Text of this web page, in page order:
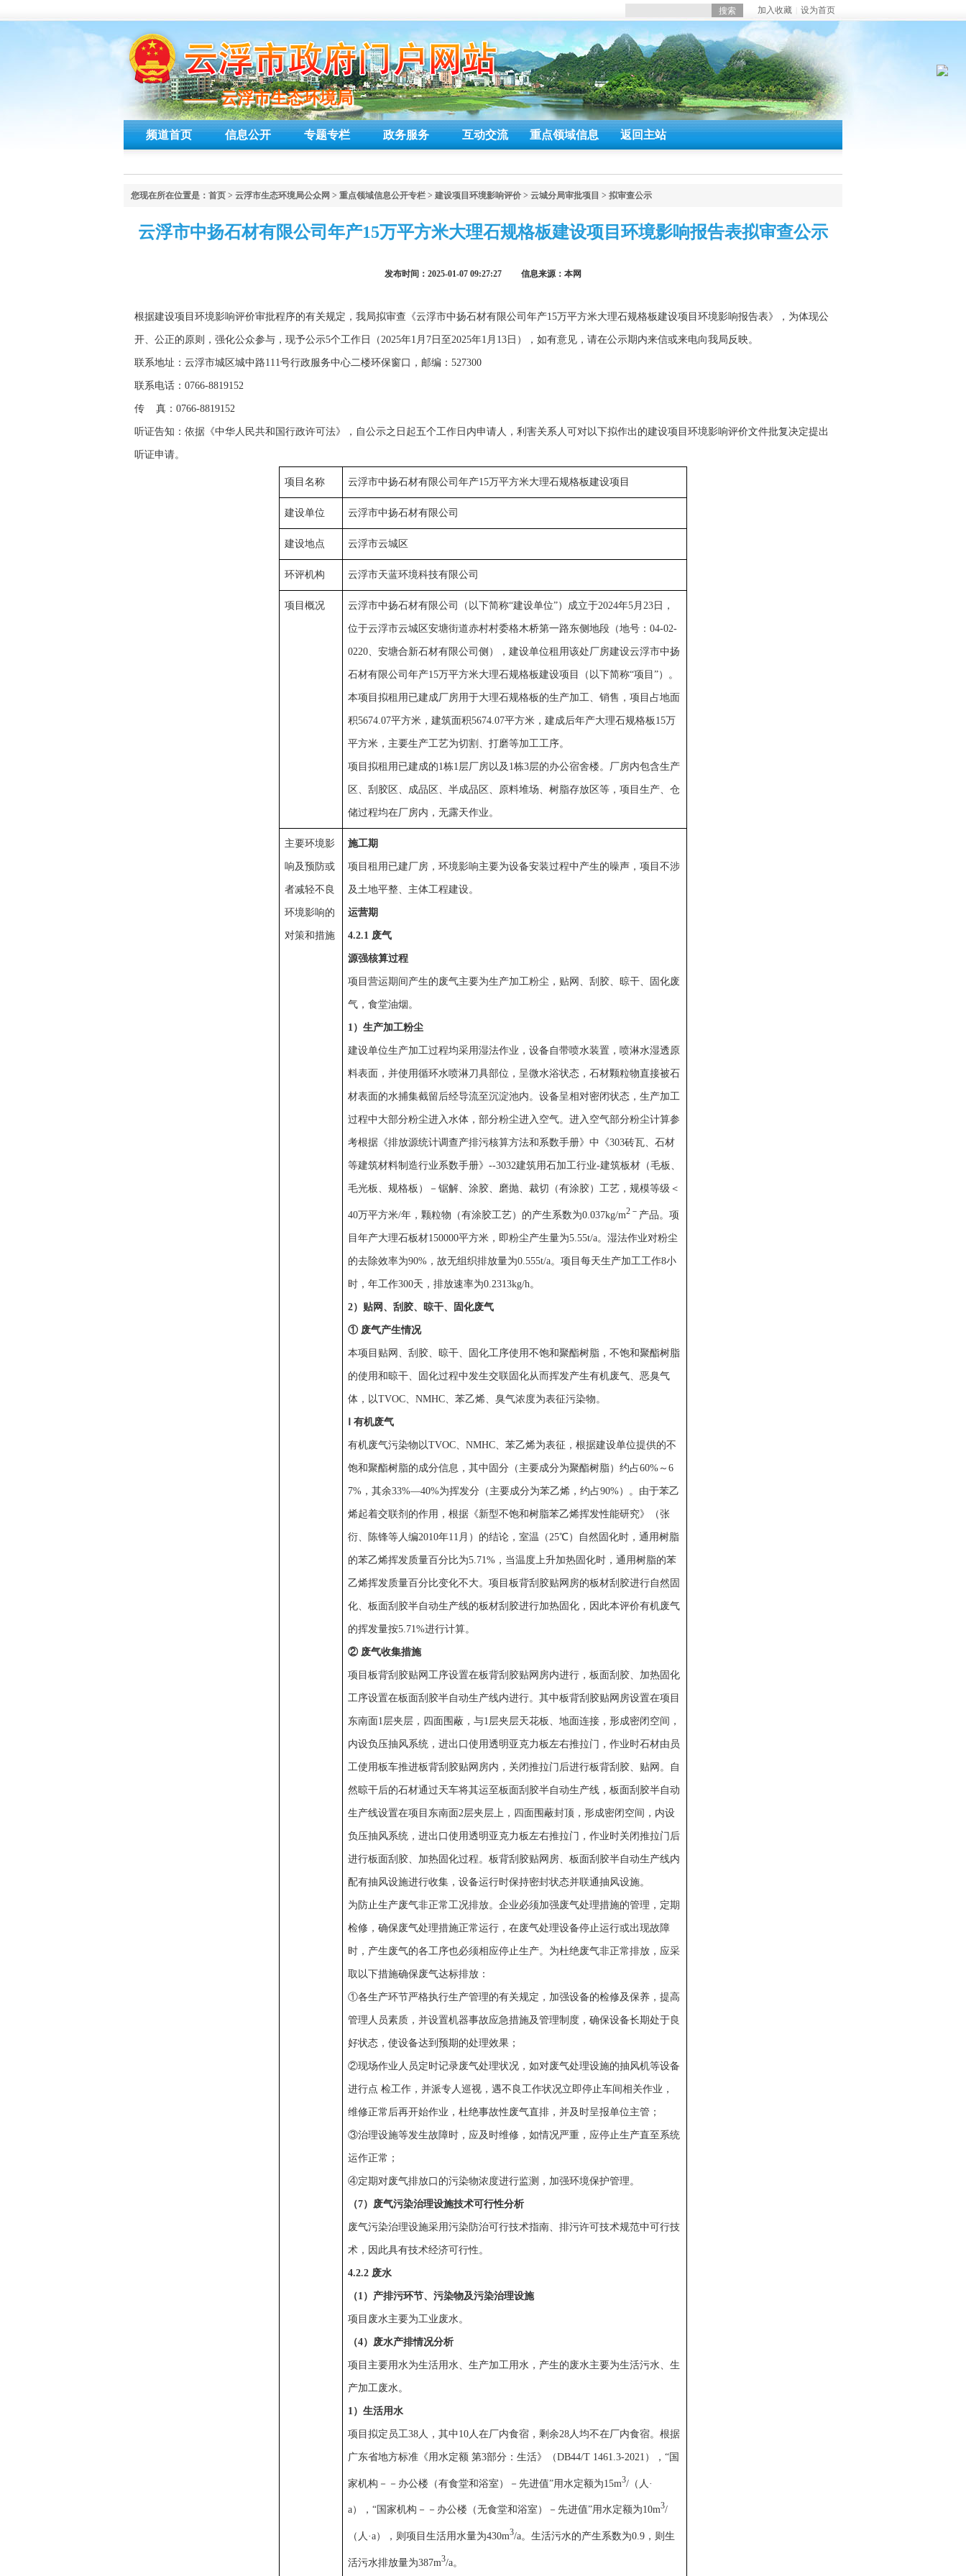
加入收藏 设为首页
—— 云浮市生态环境局
—— 云浮市生态环境局
频道首页 信息公开 专题专栏 政务服务 互动交流 重点领域信息 返回主站
您现在所在位置是： 首页 > 云浮市生态环境局公众网 > 重点领域信息公开专栏 > 建设项目环境影响评价 > 云城分局审批项目 > 拟审查公示
云浮市中扬石材有限公司年产15万平方米大理石规格板建设项目环境影响报告表拟审查公示
发布时间：2025-01-07 09:27:27 信息来源：本网
根据建设项目环境影响评价审批程序的有关规定，我局拟审查《云浮市中扬石材有限公司年产15万平方米大理石规格板建设项目环境影响报告表》，为体现公
开、公正的原则，强化公众参与，现予公示5个工作日（2025年1月7日至2025年1月13日），如有意见，请在公示期内来信或来电向我局反映。
联系地址：云浮市城区城中路111号行政服务中心二楼环保窗口，邮编：527300
联系电话：0766-8819152
传 真：0766-8819152
听证告知：依据《中华人民共和国行政许可法》，自公示之日起五个工作日内申请人，利害关系人可对以下拟作出的建设项目环境影响评价文件批复决定提出
听证申请。
项目名称 云浮市中扬石材有限公司年产15万平方米大理石规格板建设项目
建设单位 云浮市中扬石材有限公司
建设地点 云浮市云城区
环评机构 云浮市天蓝环境科技有限公司
项目概况 云浮市中扬石材有限公司（以下简称“建设单位”）成立于2024年5月23日，
位于云浮市云城区安塘街道赤村村委格木桥第一路东侧地段（地号：04-02-
0220、安塘合新石材有限公司侧），建设单位租用该处厂房建设云浮市中扬
石材有限公司年产15万平方米大理石规格板建设项目（以下简称“项目”）。
本项目拟租用已建成厂房用于大理石规格板的生产加工、销售，项目占地面
积5674.07平方米，建筑面积5674.07平方米，建成后年产大理石规格板15万
平方米，主要生产工艺为切割、打磨等加工工序。
项目拟租用已建成的1栋1层厂房以及1栋3层的办公宿舍楼。厂房内包含生产
区、刮胶区、成品区、半成品区、原料堆场、树脂存放区等，项目生产、仓
储过程均在厂房内，无露天作业。
主要环境影
响及预防或
者减轻不良
环境影响的
对策和措施
施工期
项目租用已建厂房，环境影响主要为设备安装过程中产生的噪声，项目不涉
及土地平整、主体工程建设。
运营期
4.2.1 废气
源强核算过程
项目营运期间产生的废气主要为生产加工粉尘，贴网、刮胶、晾干、固化废
气，食堂油烟。
1） 生产加工粉尘
建设单位生产加工过程均采用湿法作业，设备自带喷水装置，喷淋水湿透原
料表面，并使用循环水喷淋刀具部位，呈微水浴状态，石材颗粒物直接被石
材表面的水捕集截留后经导流至沉淀池内。设备呈相对密闭状态，生产加工
过程中大部分粉尘进入水体，部分粉尘进入空气。进入空气部分粉尘计算参
考根据《排放源统计调查产排污核算方法和系数手册》中《303砖瓦、石材
等建筑材料制造行业系数手册》--3032建筑用石加工行业-建筑板材（毛板、
毛光板、规格板）－锯解、涂胶、磨抛、裁切（有涂胶）工艺，规模等级＜
40万平方米/年，颗粒物（有涂胶工艺）的产生系数为0.037kg/m2－ 产品。项
目年产大理石板材150000平方米，即粉尘产生量为5.55t/a。湿法作业对粉尘
的去除效率为90%，故无组织排放量为0.555t/a。项目每天生产加工工作8小
时，年工作300天，排放速率为0.2313kg/h。
2） 贴网、刮胶、晾干、固化废气
① 废气产生情况
本项目贴网、刮胶、晾干、固化工序使用不饱和聚酯树脂，不饱和聚酯树脂
的使用和晾干、固化过程中发生交联固化从而挥发产生有机废气、恶臭气
体，以TVOC、NMHC、苯乙烯、臭气浓度为表征污染物。
Ⅰ 有机废气
有机废气污染物以TVOC、NMHC、苯乙烯为表征，根据建设单位提供的不
饱和聚酯树脂的成分信息，其中固分（主要成分为聚酯树脂）约占60%～6
7%，其余33%—40%为挥发分（主要成分为苯乙烯，约占90%）。由于苯乙
烯起着交联剂的作用，根据《新型不饱和树脂苯乙烯挥发性能研究》（张
衍、陈锋等人编2010年11月）的结论，室温（25℃）自然固化时，通用树脂
的苯乙烯挥发质量百分比为5.71%，当温度上升加热固化时，通用树脂的苯
乙烯挥发质量百分比变化不大。项目板背刮胶贴网房的板材刮胶进行自然固
化、板面刮胶半自动生产线的板材刮胶进行加热固化，因此本评价有机废气
的挥发量按5.71%进行计算。
② 废气收集措施
项目板背刮胶贴网工序设置在板背刮胶贴网房内进行，板面刮胶、加热固化
工序设置在板面刮胶半自动生产线内进行。其中板背刮胶贴网房设置在项目
东南面1层夹层，四面围蔽，与1层夹层天花板、地面连接，形成密闭空间，
内设负压抽风系统，进出口使用透明亚克力板左右推拉门，作业时石材由员
工使用板车推进板背刮胶贴网房内，关闭推拉门后进行板背刮胶、贴网。自
然晾干后的石材通过天车将其运至板面刮胶半自动生产线，板面刮胶半自动
生产线设置在项目东南面2层夹层上，四面围蔽封顶，形成密闭空间，内设
负压抽风系统，进出口使用透明亚克力板左右推拉门，作业时关闭推拉门后
进行板面刮胶、加热固化过程。板背刮胶贴网房、板面刮胶半自动生产线内
配有抽风设施进行收集，设备运行时保持密封状态并联通抽风设施。
为防止生产废气非正常工况排放。企业必须加强废气处理措施的管理，定期
检修，确保废气处理措施正常运行，在废气处理设备停止运行或出现故障
时，产生废气的各工序也必须相应停止生产。为杜绝废气非正常排放，应采
取以下措施确保废气达标排放：
①各生产环节严格执行生产管理的有关规定，加强设备的检修及保养，提高
管理人员素质，并设置机器事故应急措施及管理制度，确保设备长期处于良
好状态，使设备达到预期的处理效果；
②现场作业人员定时记录废气处理状况，如对废气处理设施的抽风机等设备
进行点 检工作，并派专人巡视，遇不良工作状况立即停止车间相关作业，
维修正常后再开始作业，杜绝事故性废气直排，并及时呈报单位主管；
③治理设施等发生故障时，应及时维修，如情况严重，应停止生产直至系统
运作正常；
④定期对废气排放口的污染物浓度进行监测，加强环境保护管理。
（7）废气污染治理设施技术可行性分析
废气污染治理设施采用污染防治可行技术指南、排污许可技术规范中可行技
术，因此具有技术经济可行性。
4.2.2 废水
（1）产排污环节、污染物及污染治理设施
项目废水主要为工业废水。
（4）废水产排情况分析
项目主要用水为生活用水、生产加工用水，产生的废水主要为生活污水、生
产加工废水。
1）生活用水
项目拟定员工38人，其中10人在厂内食宿，剩余28人均不在厂内食宿。根据
广东省地方标准《用水定额 第3部分：生活》（DB44/T 1461.3-2021），“国
家机构－－办公楼（有食堂和浴室）－先进值”用水定额为15m3/（人·
a），“国家机构－－办公楼（无食堂和浴室）－先进值”用水定额为10m3/
（人·a），则项目生活用水量为430m3/a。生活污水的产生系数为0.9，则生
活污水排放量为387m3/a。